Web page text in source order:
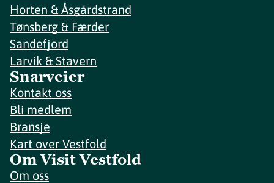
Horten & Åsgårdstrand
Tønsberg & Færder
Sandefjord
Larvik & Stavern
Snarveier
Kontakt oss
Bli medlem
Bransje
Kart over Vestfold
Om Visit Vestfold
Om oss